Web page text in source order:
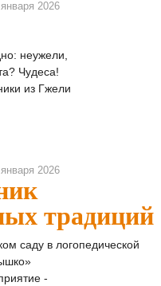
2026
неужели,
Чудеса!
из Гжели
2026
традиций
саду в логопедической
-